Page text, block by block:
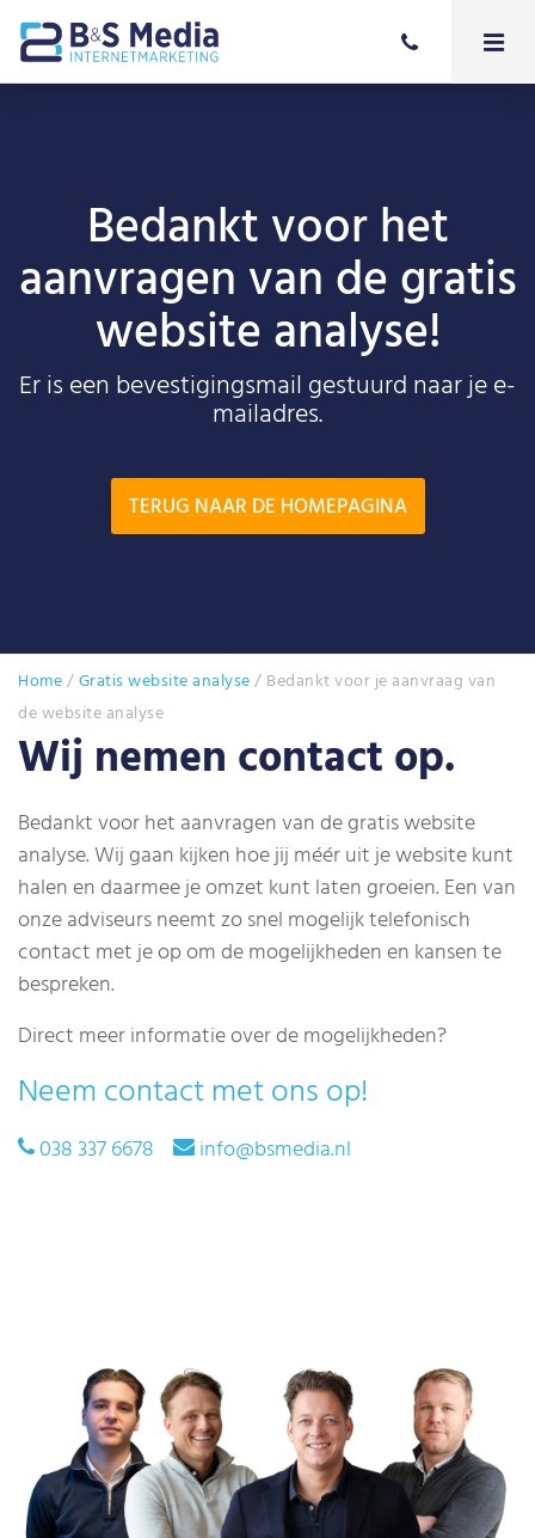
Bedankt voor het
aanvragen van de gratis
website analyse!
Er is een bevestigingsmail gestuurd naar je e-
mailadres.
TERUG NAAR DE HOMEPAGINA
Home/Gratis website analyse/ Bedankt voor je aanvraag van
de website analyse
Wij nemen contact op.
Bedankt voor het aanvragen van de gratis website
analyse. Wij gaan kijken hoe jij méér uit je website kunt
halen en daarmee je omzet kunt laten groeien. Een van
onze adviseurs neemt zo snel mogelijk telefonisch
contact met je op om de mogelijkheden en kansen te
bespreken.
Direct meer informatie over de mogelijkheden?
Neem contact met ons op!
038 337 6678 info@bsmedia.nl